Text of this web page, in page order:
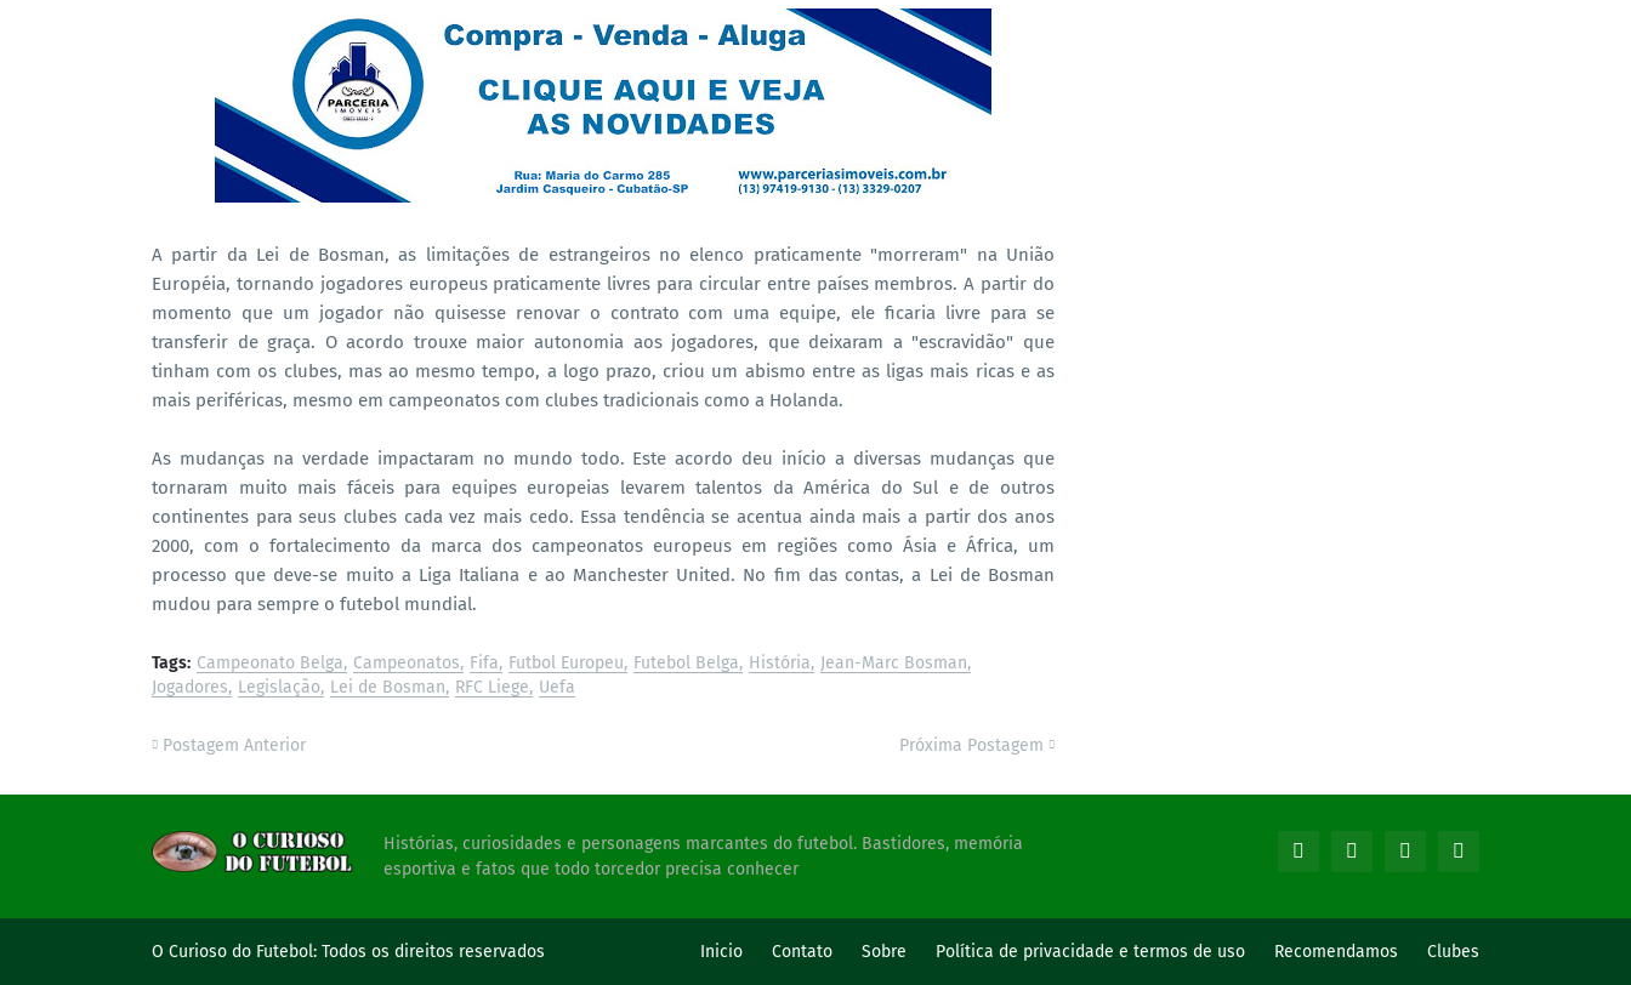
A partir da Lei de Bosman, as limitações de estrangeiros no elenco praticamente "morreram" na União
Européia, tornando jogadores europeus praticamente livres para circular entre países membros. A partir do
momento que um jogador não quisesse renovar o contrato com uma equipe, ele ficaria livre para se
transferir de graça. O acordo trouxe maior autonomia aos jogadores, que deixaram a "escravidão" que
tinham com os clubes, mas ao mesmo tempo, a logo prazo, criou um abismo entre as ligas mais ricas e as
mais periféricas, mesmo em campeonatos com clubes tradicionais como a Holanda.
As mudanças na verdade impactaram no mundo todo. Este acordo deu início a diversas mudanças que
tornaram muito mais fáceis para equipes europeias levarem talentos da América do Sul e de outros
continentes para seus clubes cada vez mais cedo. Essa tendência se acentua ainda mais a partir dos anos
2000, com o fortalecimento da marca dos campeonatos europeus em regiões como Ásia e África, um
processo que deve-se muito a Liga Italiana e ao Manchester United. No fim das contas, a Lei de Bosman
mudou para sempre o futebol mundial.
Tags: Campeonato Belga Campeonatos Fifa Futbol Europeu Futebol Belga História Jean-Marc Bosman
Jogadores Legislação Lei de Bosman RFC Liege Uefa
Postagem Anterior Próxima Postagem
Histórias, curiosidades e personagens marcantes do futebol. Bastidores, memória
esportiva e fatos que todo torcedor precisa conhecer
O Curioso do Futebol: Todos os direitos reservados Inicio Contato Sobre Política de privacidade e termos de uso Recomendamos Clubes